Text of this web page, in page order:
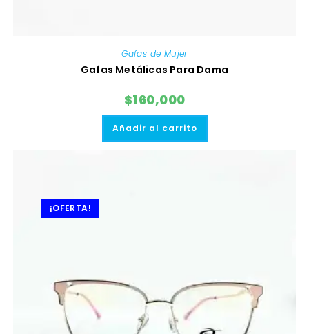
Gafas de Mujer
Gafas Metálicas Para Dama
$160,000
Añadir al carrito
¡OFERTA!